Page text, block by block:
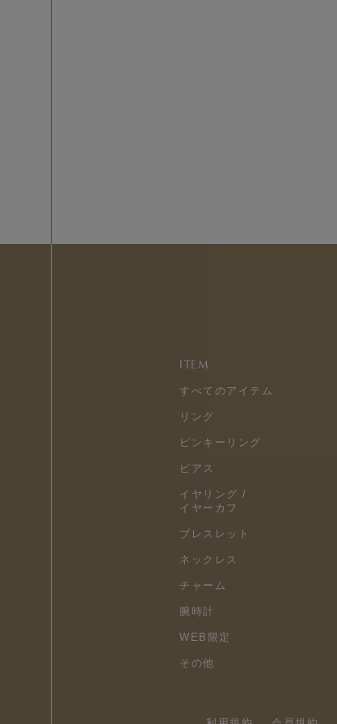
ITEM
すべてのアイテム
リング
ピンキーリング
ピアス
イヤリング /
イヤーカフ
ブレスレット
ネックレス
チャーム
腕時計
WEB限定
その他